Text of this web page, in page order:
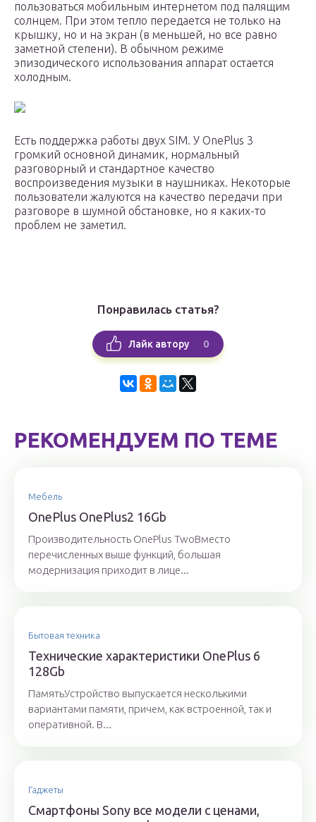
пользоваться мобильным интернетом под палящим
солнцем. При этом тепло передается не только на
крышку, но и на экран (в меньшей, но все равно
заметной степени). В обычном режиме
эпизодического использования аппарат остается
холодным.
Есть поддержка работы двух SIM. У OnePlus 3
громкий основной динамик, нормальный
разговорный и стандартное качество
воспроизведения музыки в наушниках. Некоторые
пользователи жалуются на качество передачи при
разговоре в шумной обстановке, но я каких-то
проблем не заметил.
Понравилась статья?
Лайк автору 0
РЕКОМЕНДУЕМ ПО ТЕМЕ
Мебель
OnePlus OnePlus2 16Gb
Производительность OnePlus TwoВместо
перечисленных выше функций, большая
модернизация приходит в лице...
Бытовая техника
Технические характеристики OnePlus 6
128Gb
ПамятьУстройство выпускается несколькими
вариантами памяти, причем, как встроенной, так и
оперативной. В...
Гаджеты
Смартфоны Sony все модели с ценами,